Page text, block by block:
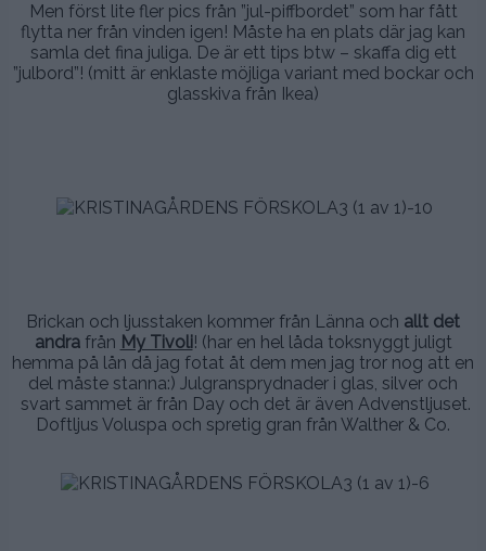
Men först lite fler pics från ”jul-piffbordet” som har fått
flytta ner från vinden igen! Måste ha en plats där jag kan
samla det fina juliga. De är ett tips btw – skaffa dig ett
”julbord”! (mitt är enklaste möjliga variant med bockar och
glasskiva från Ikea)
Brickan och ljusstaken kommer från Länna och allt det
andrafrån My Tivoli ! (har en hel låda toksnyggt juligt
hemma på lån då jag fotat åt dem men jag tror nog att en
del måste stanna:) Julgransprydnader i glas, silver och
svart sammet är från Day och det är även Advenstljuset.
Doftljus Voluspa och spretig gran från Walther & Co.